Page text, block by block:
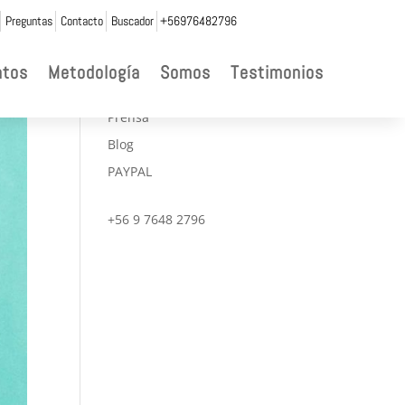
Preguntas Contacto Buscador +56976482796
Metodología Somos Testimonios
Prensa
Blog
PAYPAL
+56 9 7648 2796